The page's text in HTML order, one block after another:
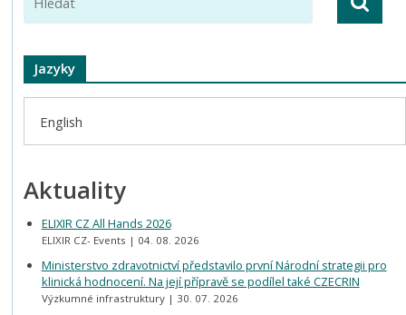
Jazyky
English
Aktuality
ELIXIR CZ All Hands 2026
ELIXIR CZ- Events 04. 08. 2026
Ministerstvo zdravotnictví představilo první Národní strategii pro
klinická hodnocení. Na její přípravě se podílel také CZECRIN
Výzkumné infrastruktury 30. 07. 2026